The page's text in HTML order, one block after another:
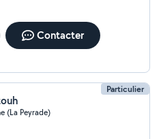
Contacter
Particulier
(La Peyrade)